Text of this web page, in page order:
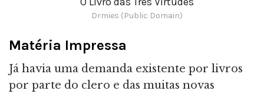
Drmies (Public Domain)
Matéria Impressa
Já havia uma demanda existente por livros
por parte do clero e das muitas novas